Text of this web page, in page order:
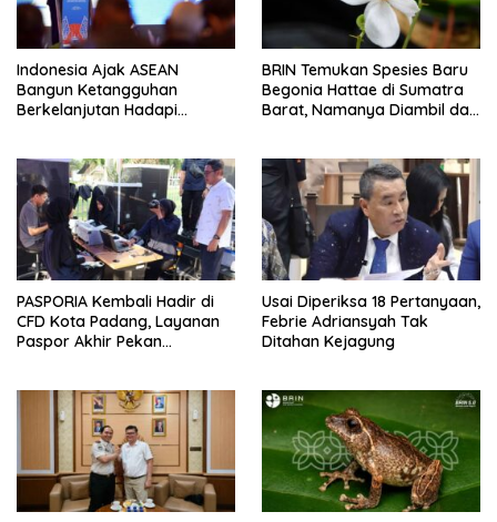
Indonesia Ajak ASEAN
Bangun Ketangguhan
Berkelanjutan Hadapi
BRIN Temukan Spesies Baru
Begonia Hattae di Sumatra
Barat, Namanya Diambil dari
PASPORIA Kembali Hadir di
CFD Kota Padang, Layanan
Paspor Akhir Pekan
Usai Diperiksa 18 Pertanyaan,
Febrie Adriansyah Tak
Ditahan Kejagung